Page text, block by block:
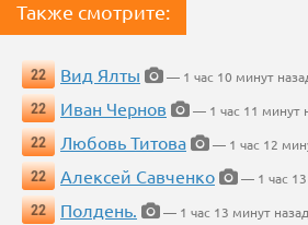
Также смотрите:
22 Вид Ялты
— 1 час 10 минут
22
Иван Чернов
— 1 час 11 минут
22
Любовь Титова
— 1 час 12
22
Алексей Савченко
— 1 час
22
Полдень.
— 1 час 13 минут назад